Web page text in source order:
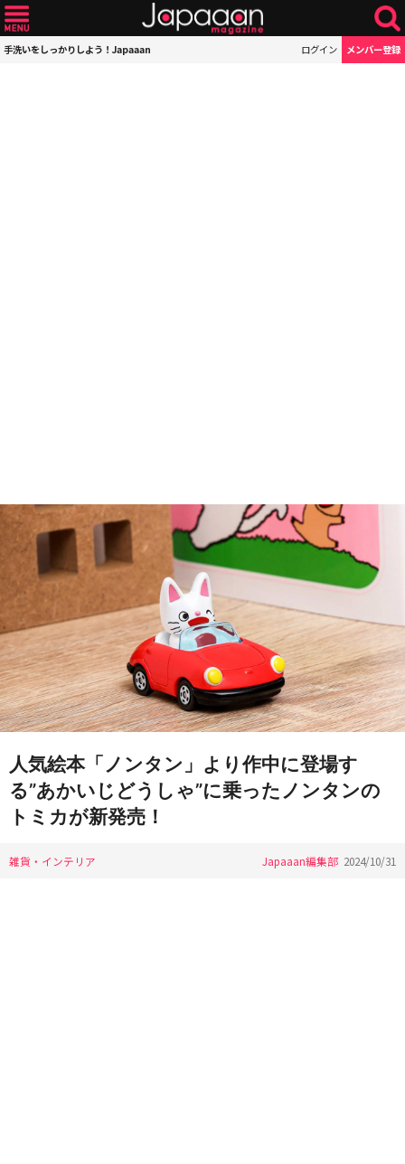
手洗いをしっかりしよう！Japaaan ログイン メンバー登録
人気絵本「ノンタン」より作中に登場す
る”あかいじどうしゃ”に乗ったノンタンの
トミカが新発売！
雑貨・インテリア Japaaan編集部 2024/10/31